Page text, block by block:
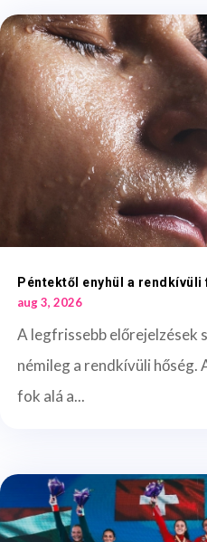
Péntektől enyhül a
aug 3, 2026
A legfrissebb előrejelzések
némileg a rendkívüli hőség.
fok alá a...